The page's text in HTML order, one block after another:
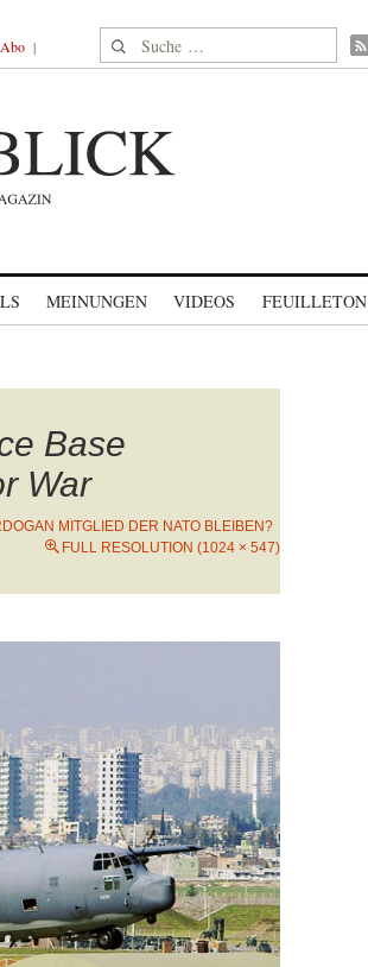
Suche nach:
MEINUNGEN VIDEOS FEUILLETON
Base
War
MITGLIED DER NATO BLEIBEN?
FULL RESOLUTION (1024 × 547)